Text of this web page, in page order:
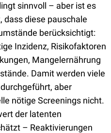
sinnvoll – aber ist es
dass diese pauschale
berücksichtigt:
Inzidenz, Risikofaktoren
Mangelernährung
Damit werden viele
aber
nötige Screenings nicht.
der latenten
– Reaktivierungen